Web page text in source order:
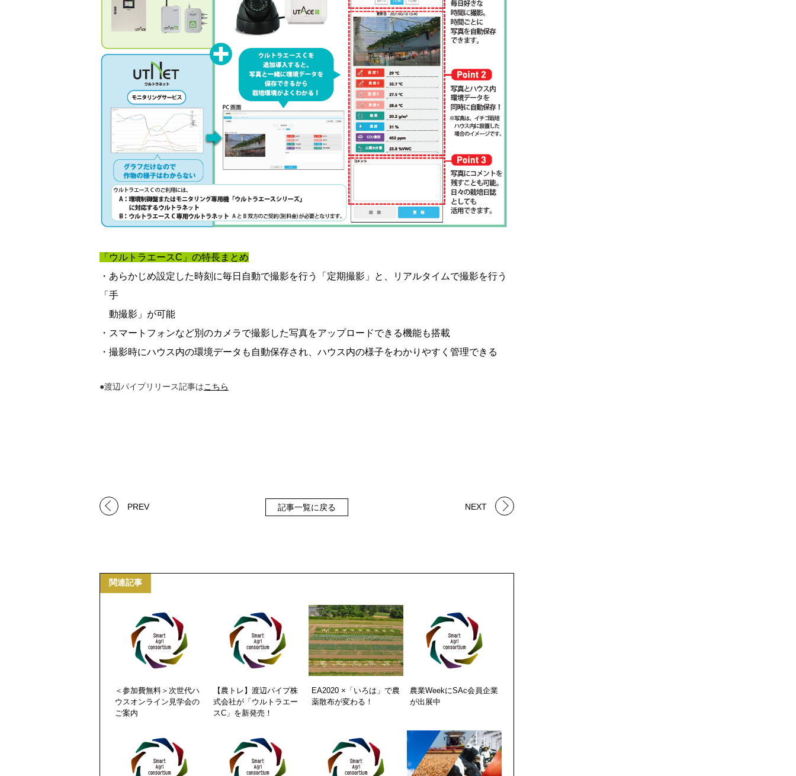
「ウルトラエースC」の特長まとめ
・あらかじめ設定した時刻に毎日自動で撮影を行う「定期撮影」と、リアルタイムで撮影を行う
「手
動撮影」が可能
・スマートフォンなど別のカメラで撮影した写真をアップロードできる機能も搭載
・撮影時にハウス内の環境データも自動保存され、ハウス内の様子をわかりやすく管理できる
●渡辺パイプリリース記事はこちら
PREV 記事一覧に戻る NEXT
関連記事
＜参加費無料＞次世代ハ
ウスオンライン見学会の
ご案内
【農トレ】渡辺パイプ株
式会社が「ウルトラエー
スC」を新発売！
EA2020 ×「いろは」で農
薬散布が変わる！
農業WeekにSAc会員企業
が出展中